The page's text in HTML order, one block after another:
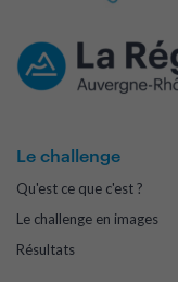
Le challenge
Qu'est ce que c'est ?
Le challenge en images
Résultats